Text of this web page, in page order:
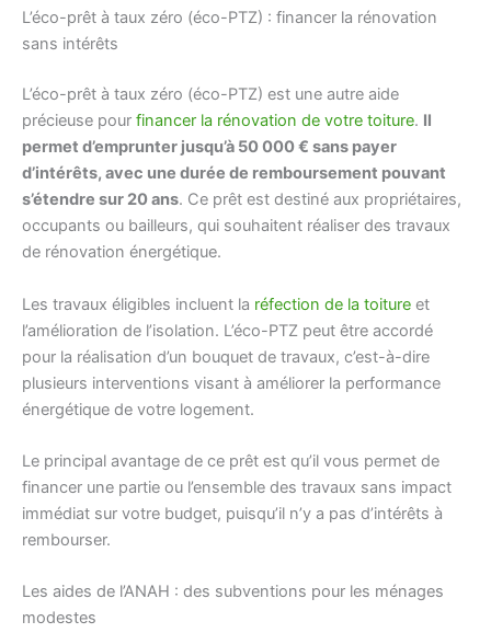
L’éco-prêt à taux zéro (éco-PTZ) : financer la rénovation
sans intérêts
L’éco-prêt à taux zéro (éco-PTZ) est une autre aide
précieuse pour financer la rénovation de votre toiture. Il
permet d’emprunter jusqu’à 50 000 € sans payer
d’intérêts, avec une durée de remboursement pouvant
s’étendre sur 20 ans. Ce prêt est destiné aux propriétaires,
occupants ou bailleurs, qui souhaitent réaliser des travaux
de rénovation énergétique.
Les travaux éligibles incluent la réfection de la toiture et
l’amélioration de l’isolation. L’éco-PTZ peut être accordé
pour la réalisation d’un bouquet de travaux, c’est-à-dire
plusieurs interventions visant à améliorer la performance
énergétique de votre logement.
Le principal avantage de ce prêt est qu’il vous permet de
financer une partie ou l’ensemble des travaux sans impact
immédiat sur votre budget, puisqu’il n’y a pas d’intérêts à
rembourser.
Les aides de l’ANAH : des subventions pour les ménages
modestes